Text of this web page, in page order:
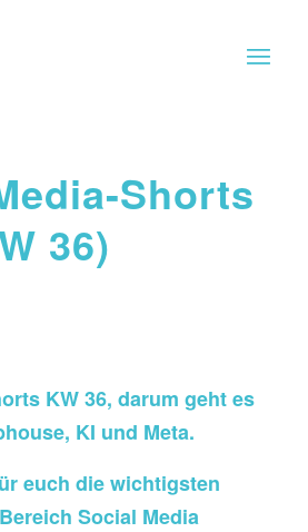
Shorts
36)
KW 36, darum geht es
KI und Meta.
euch die wichtigsten
Social Media